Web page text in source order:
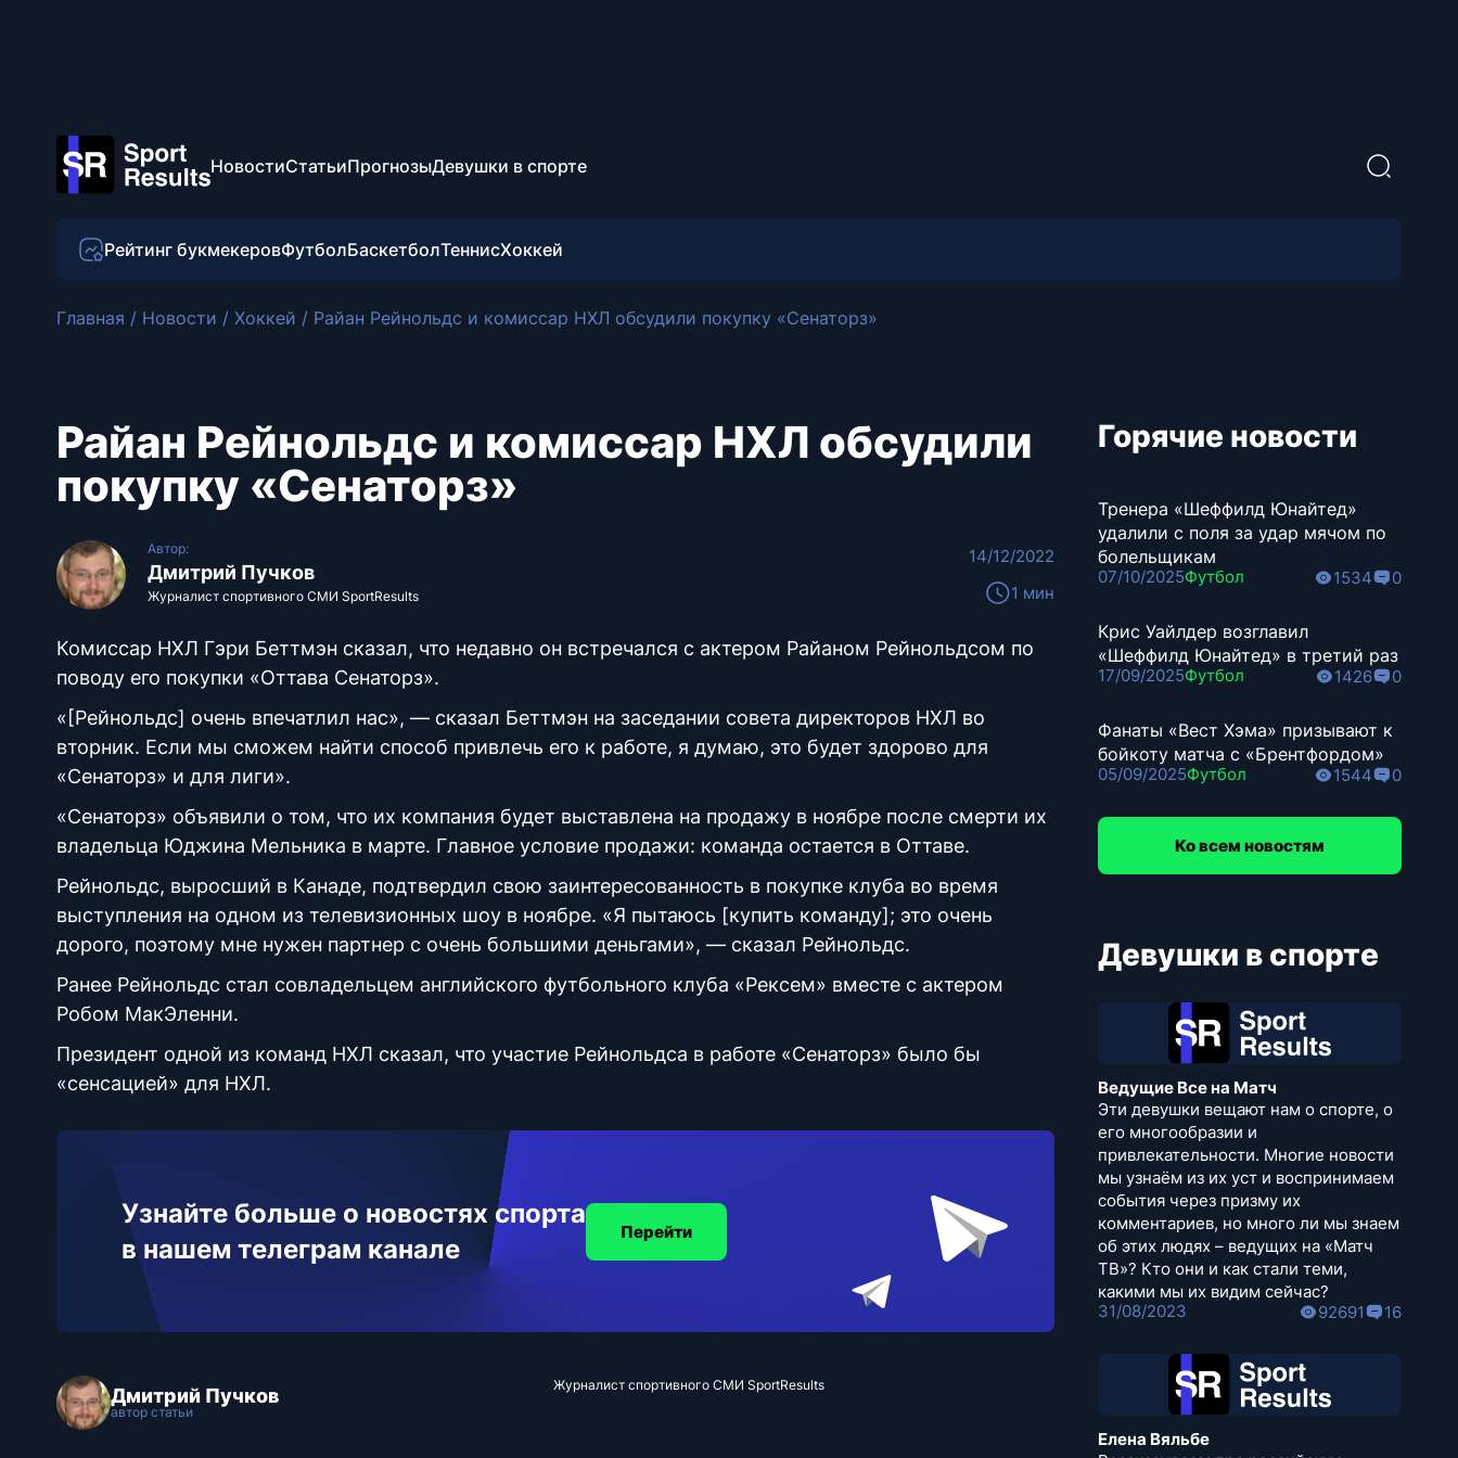
НовостиСтатьиПрогнозыДевушки в спорте
Рейтинг букмекеровФутболБаскетболТеннисХоккей
Главная / Новости / Хоккей / Райан Рейнольдс и комиссар НХЛ обсудили покупку «Сенаторз»
Райан Рейнольдс и комиссар НХЛ обсудили
покупку «Сенаторз»
Автор:
Дмитрий Пучков
Журналист спортивного СМИ SportResults
14/12/2022
1 мин
Комиссар НХЛ Гэри Беттмэн сказал, что недавно он встречался с актером Райаном Рейнольдсом по
поводу его покупки «Оттава Сенаторз».
«[Рейнольдс] очень впечатлил нас», — сказал Беттмэн на заседании совета директоров НХЛ во
вторник. Если мы сможем найти способ привлечь его к работе, я думаю, это будет здорово для
«Сенаторз» и для лиги».
«Сенаторз» объявили о том, что их компания будет выставлена на продажу в ноябре после смерти их
владельца Юджина Мельника в марте. Главное условие продажи: команда остается в Оттаве.
Рейнольдс, выросший в Канаде, подтвердил свою заинтересованность в покупке клуба во время
выступления на одном из телевизионных шоу в ноябре. «Я пытаюсь [купить команду]; это очень
дорого, поэтому мне нужен партнер с очень большими деньгами», — сказал Рейнольдс.
Ранее Рейнольдс стал совладельцем английского футбольного клуба «Рексем» вместе с актером
Робом МакЭленни.
Президент одной из команд НХЛ сказал, что участие Рейнольдса в работе «Сенаторз» было бы
«сенсацией» для НХЛ.
Узнайте больше о новостях спорта
в нашем телеграм канале
Перейти
Дмитрий Пучков
автор статьи
Журналист спортивного СМИ SportResults
Горячие новости
Тренера «Шеффилд Юнайтед»
удалили с поля за удар мячом по
болельщикам
07/10/2025Футбол 1534 0
Крис Уайлдер возглавил
«Шеффилд Юнайтед» в третий раз
17/09/2025Футбол 1426 0
Фанаты «Вест Хэма» призывают к
бойкоту матча с «Брентфордом»
05/09/2025Футбол 1544 0
Ко всем новостям
Девушки в спорте
Ведущие Все на Матч
Эти девушки вещают нам о спорте, о
его многообразии и
привлекательности. Многие новости
мы узнаём из их уст и воспринимаем
события через призму их
комментариев, но много ли мы знаем
об этих людях – ведущих на «Матч
ТВ»? Кто они и как стали теми,
какими мы их видим сейчас?
31/08/2023
92691 16
Елена Вяльбе